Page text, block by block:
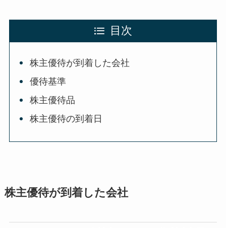
目次
株主優待が到着した会社
優待基準
株主優待品
株主優待の到着日
株主優待が到着した会社